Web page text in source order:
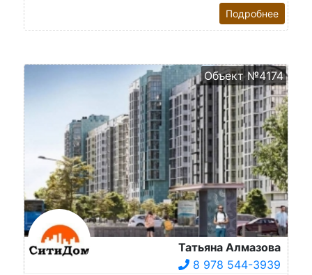
Подробнее
Объект №4174
Татьяна Алмазова
8 978 544-3939